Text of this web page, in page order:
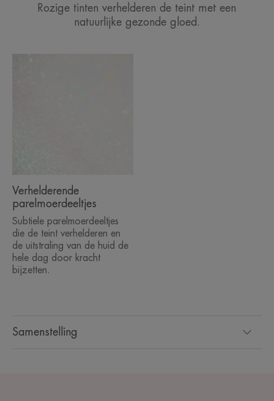
Rozige tinten verhelderen de teint met een
natuurlijke gezonde gloed.
Samenstelling
Verhelderende
parelmoerdeeltjes
Subtiele parelmoerdeeltjes
die de teint verhelderen en
de uitstraling van de huid de
hele dag door kracht
bijzetten.